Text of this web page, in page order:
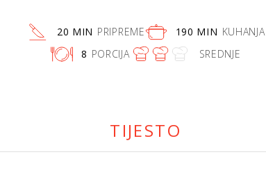
20 MIN PRIPREME 190 MIN KUHANJA
8 PORCIJA SREDNJE
TIJESTO